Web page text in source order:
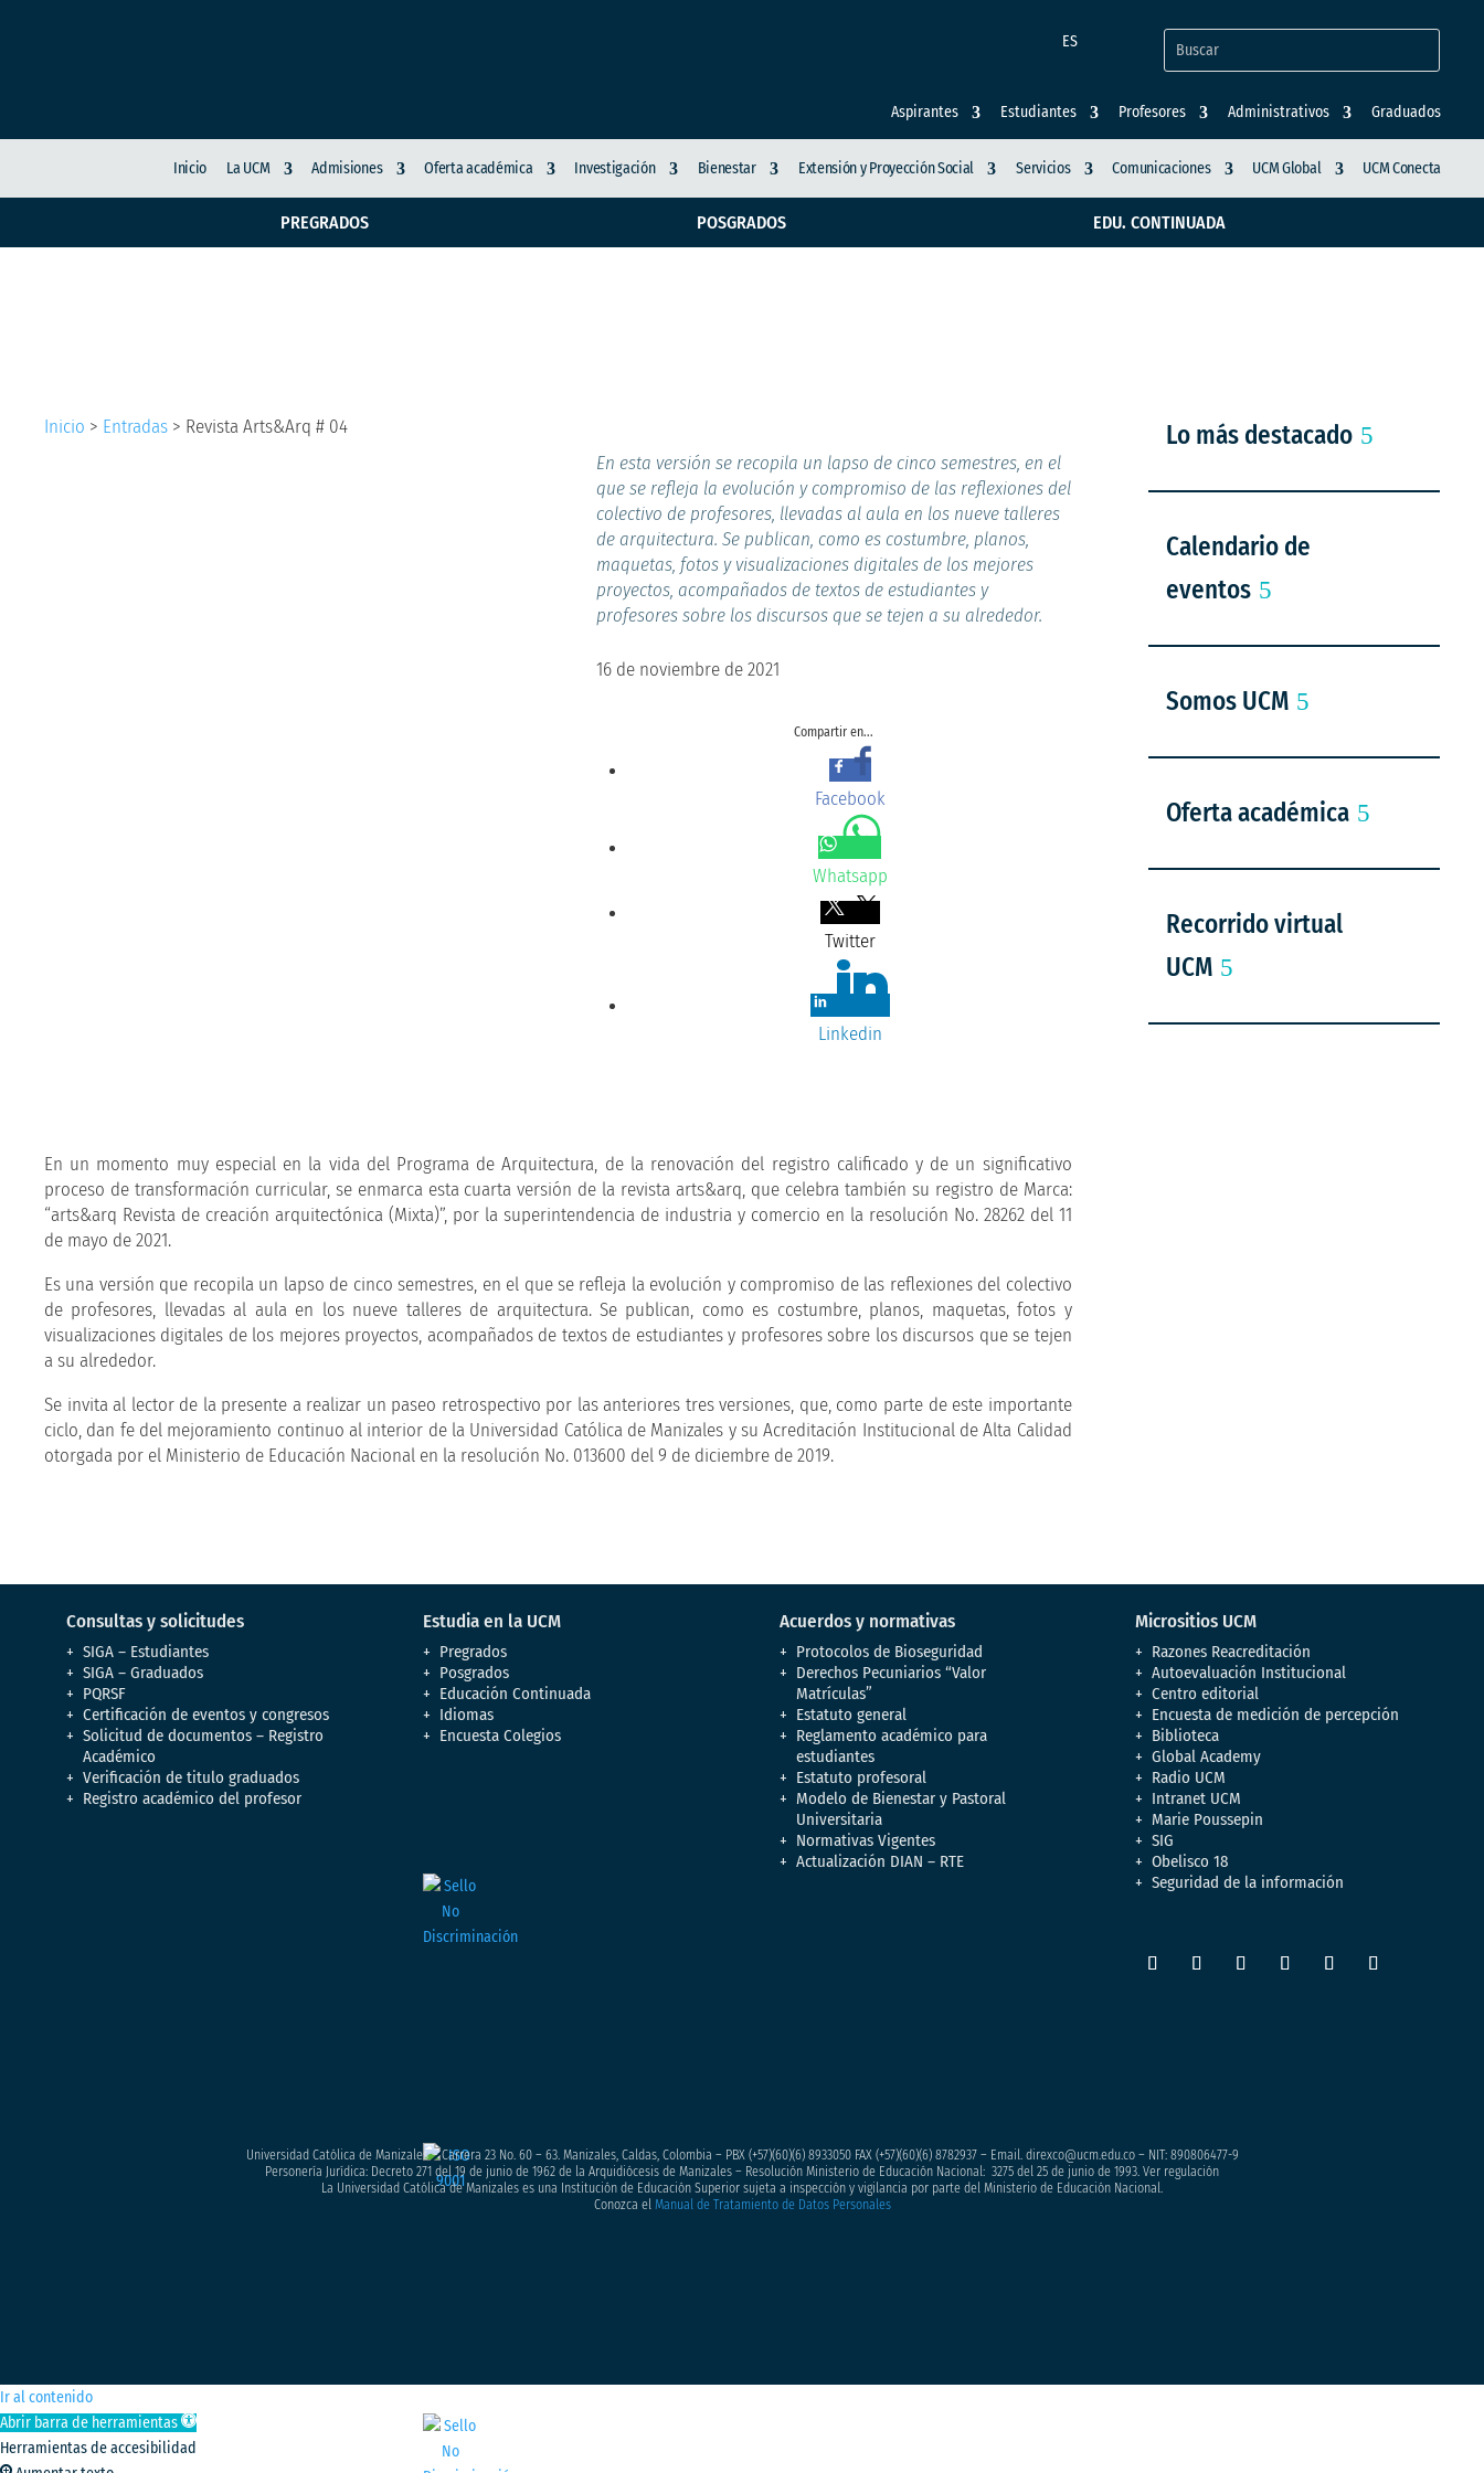
ES
Aspirantes Estudiantes Profesores Administrativos Graduados
Inicio La UCM Admisiones Oferta académica Investigación Bienestar Extensión y Proyección Social Servicios Comunicaciones UCM Global UCM Conecta
PREGRADOS POSGRADOS EDU. CONTINUADA
Inicio > Entradas > Revista Arts&Arq # 04
En esta versión se recopila un lapso de cinco semestres, en el
que se refleja la evolución y compromiso de las reflexiones del
colectivo de profesores, llevadas al aula en los nueve talleres
de arquitectura. Se publican, como es costumbre, planos,
maquetas, fotos y visualizaciones digitales de los mejores
proyectos, acompañados de textos de estudiantes y
profesores sobre los discursos que se tejen a su alrededor.
16 de noviembre de 2021
Compartir en...
Facebook
Whatsapp
Twitter
Linkedin
En un momento muy especial en la vida del Programa de Arquitectura, de la renovación del registro calificado y de un significativo
proceso de transformación curricular, se enmarca esta cuarta versión de la revista arts&arq, que celebra también su registro de Marca:
“arts&arq Revista de creación arquitectónica (Mixta)”, por la superintendencia de industria y comercio en la resolución No. 28262 del 11
de mayo de 2021.
Es una versión que recopila un lapso de cinco semestres, en el que se refleja la evolución y compromiso de las reflexiones del colectivo
de profesores, llevadas al aula en los nueve talleres de arquitectura. Se publican, como es costumbre, planos, maquetas, fotos y
visualizaciones digitales de los mejores proyectos, acompañados de textos de estudiantes y profesores sobre los discursos que se tejen
a su alrededor.
Se invita al lector de la presente a realizar un paseo retrospectivo por las anteriores tres versiones, que, como parte de este importante
ciclo, dan fe del mejoramiento continuo al interior de la Universidad Católica de Manizales y su Acreditación Institucional de Alta Calidad
otorgada por el Ministerio de Educación Nacional en la resolución No. 013600 del 9 de diciembre de 2019.
Lo más destacado
Calendario de
eventos
Somos UCM
Oferta académica
Recorrido virtual
UCM
Consultas y solicitudes
SIGA – Estudiantes
SIGA – Graduados
PQRSF
Certificación de eventos y congresos
Solicitud de documentos – Registro
Académico
Verificación de titulo graduados
Registro académico del profesor
Estudia en la UCM
Pregrados
Posgrados
Educación Continuada
Idiomas
Encuesta Colegios
Acuerdos y normativas
Protocolos de Bioseguridad
Derechos Pecuniarios “Valor
Matrículas”
Estatuto general
Reglamento académico para
estudiantes
Estatuto profesoral
Modelo de Bienestar y Pastoral
Universitaria
Normativas Vigentes
Actualización DIAN – RTE
Micrositios UCM
Razones Reacreditación
Autoevaluación Institucional
Centro editorial
Encuesta de medición de percepción
Biblioteca
Global Academy
Radio UCM
Intranet UCM
Marie Poussepin
SIG
Obelisco 18
Seguridad de la información
Universidad Católica de Manizales – Carrera 23 No. 60 – 63. Manizales, Caldas, Colombia – PBX (+57)(60)(6) 8933050FAX (+57)(60)(6) 8782937 – Email. direxco@ucm.edu.co – NIT: 890806477-9
Personería Jurídica: Decreto 271 del 19 de junio de 1962 de la Arquidiócesis de Manizales – Resolución Ministerio de Educación Nacional: 3275 del 25 de junio de 1993. Ver regulación
La Universidad Católica de Manizales es una Institución de Educación Superior sujeta a inspección y vigilancia por parte del Ministerio de Educación Nacional.
Conozca el Manual de Tratamiento de Datos Personales
Ir al contenido
Abrir barra de herramientas
Herramientas de accesibilidad